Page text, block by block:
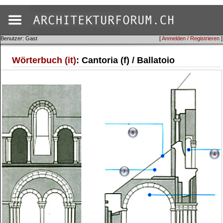
[Anmelden / Registrieren ]
Benutzer: Gast
Wörterbuch (it): Cantoria (f) / Ballatoio
4
7
8